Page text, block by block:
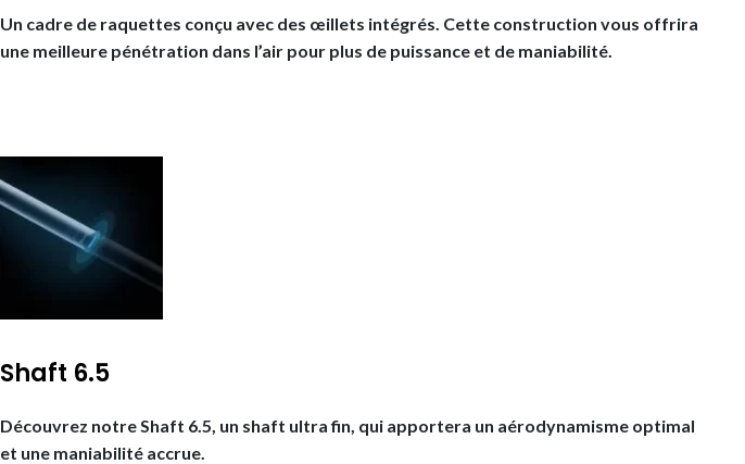
Un cadre de raquettes conçu avec des œillets intégrés. Cette construction vous offrira
une meilleure pénétration dans l’air pour plus de puissance et de maniabilité.
Shaft 6.5
Découvrez notre Shaft 6.5, un shaft ultra fin, qui apportera un aérodynamisme optimal
et une maniabilité accrue.